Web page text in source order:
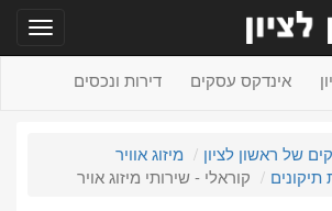
אינדקס עסקים דירות ונכסים
של ראשון לציון
מיזוג אוויר
קוראלי - שירותי מיזוג אויר